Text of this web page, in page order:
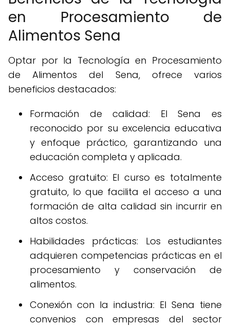
en Procesamiento de
Alimentos Sena
Optar por la Tecnología en Procesamiento
de Alimentos del Sena, ofrece varios
beneficios destacados:
Formación de calidad: El Sena es
reconocido por su excelencia educativa
y enfoque práctico, garantizando una
educación completa y aplicada.
Acceso gratuito: El curso es totalmente
gratuito, lo que facilita el acceso a una
formación de alta calidad sin incurrir en
altos costos.
Habilidades prácticas: Los estudiantes
adquieren competencias prácticas en el
procesamiento y conservación de
alimentos.
Conexión con la industria: El Sena tiene
convenios con empresas del sector